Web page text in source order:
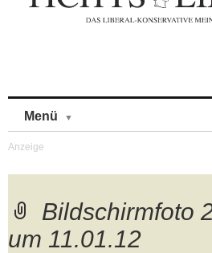
Menü
Bildschirmfoto
um 11.01.12